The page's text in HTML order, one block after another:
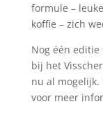
formule –
koffie – zich
Nog één
bij het
nu al mogelijk.
voor meer